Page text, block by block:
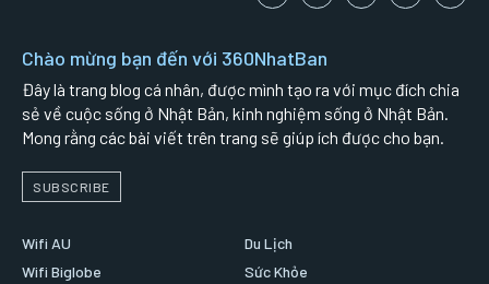
Chào mừng bạn đến với 360NhatBan
Đây là trang blog cá nhân, được mình tạo ra với mục đích chia
sẻ về cuộc sống ở Nhật Bản, kinh nghiệm sống ở Nhật Bản.
Mong rằng các bài viết trên trang sẽ giúp ích được cho bạn.
SUBSCRIBE
Wifi AU
Wifi Biglobe
Du Lịch
Sức Khỏe